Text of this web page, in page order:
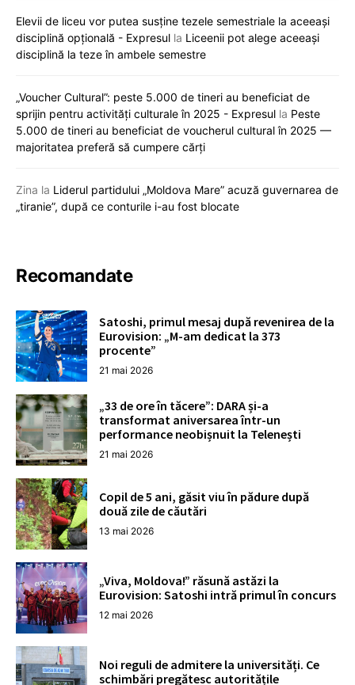
Elevii de liceu vor putea susține tezele semestriale la aceeași
disciplină opțională - Expresul la Liceenii pot alege aceeași
disciplină la teze în ambele semestre
„Voucher Cultural”: peste 5.000 de tineri au beneficiat de
sprijin pentru activități culturale în 2025 - Expresul la Peste
5.000 de tineri au beneficiat de voucherul cultural în 2025 —
majoritatea preferă să cumpere cărți
Zina la Liderul partidului „Moldova Mare” acuză guvernarea de
„tiranie”, după ce conturile i-au fost blocate
Recomandate
Satoshi, primul mesaj după revenirea de la
Eurovision: „M-am dedicat la 373
procente”
21 mai 2026
„33 de ore în tăcere”: DARA și-a
transformat aniversarea într-un
performance neobișnuit la Telenești
21 mai 2026
Copil de 5 ani, găsit viu în pădure după
două zile de căutări
13 mai 2026
„Viva, Moldova!” răsună astăzi la
Eurovision: Satoshi intră primul în concurs
12 mai 2026
Noi reguli de admitere la universități. Ce
schimbări pregătesc autoritățile